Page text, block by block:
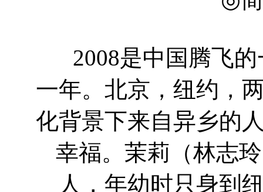
2008是中国腾飞的
一年。北京，纽约，
化背景下来自异乡的
幸福。茉莉（林志
人，年幼时只身到